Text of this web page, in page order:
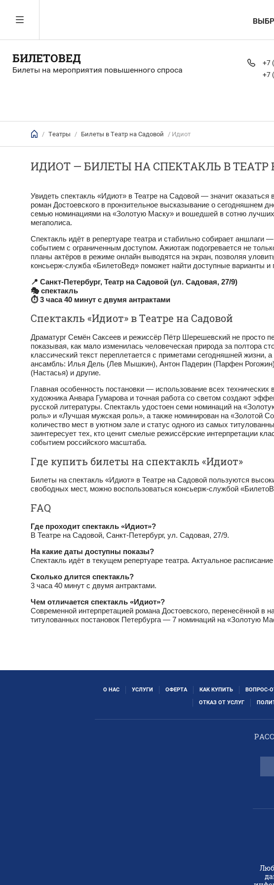
БИЛЕТОВЕД
Билеты на мероприятия повышенного спроса
+7
+7
/ Театры / Билеты в Театр на Садовой / Идиот
ИДИОТ — БИЛЕТЫ НА СПЕКТАКЛЬ В ТЕАТР
Увидеть спектакль «Идиот» в Театре на Садовой — значит
роман Достоевского в пронзительное высказывание о сегодняшнем
семью номинациями на «Золотую Маску» и вошедшей в сотню лучших
мегаполиса.
Спектакль идёт в репертуаре театра и стабильно собирает аншлаги
событием с ограниченным доступом. Ажиотаж подогревается не
планы актёров в режиме онлайн выводятся на экран, позволяя
консьерж-служба «БилетоВед» поможет найти доступные варианты и
📍 Санкт‑Петербург, Театр на Садовой (ул. Садовая, 27/9)
🎭 спектакль
⏱ 3 часа 40 минут с двумя антрактами
Спектакль «Идиот» в Театре на Садовой
Драматург Семён Саксеев и режиссёр Пётр Шерешевский не просто
показывая, как мало изменилась человеческая природа за полтора
классический текст переплетается с приметами сегодняшней
ансамбль: Илья Дель (Лев Мышкин), Антон Падерин (Парфен
(Настасья) и другие.
Главная особенность постановки — использование всех
художника Анвара Гумарова и точная работа со светом создают
русской литературы. Спектакль удостоен семи номинаций на
роль» и «Лучшая мужская роль», а также номинирован на «Золотой
количество мест в уютном зале и статус одного из самых
заинтересует тех, кто ценит смелые режиссёрские интерпретации
событием российского масштаба.
Где купить билеты на спектакль «Идиот»
Билеты на спектакль «Идиот» в Театре на Садовой пользуются
свободных мест, можно воспользоваться консьерж-службой
FAQ
Где проходит спектакль «Идиот»?
В Театре на Садовой, Санкт‑Петербург, ул. Садовая, 27/9.
На какие даты доступны показы?
Спектакль идёт в текущем репертуаре театра. Актуальное
Сколько длится спектакль?
3 часа 40 минут с двумя антрактами.
Чем отличается спектакль «Идиот»?
Современной интерпретацией романа Достоевского, перенесённой
титулованных постановок Петербурга — 7 номинаций на «Золотую
О НАС УСЛУГИ ОФЕРТА КАК КУПИТЬ ВОПРОС-
ОТКАЗ ОТ УСЛУГ